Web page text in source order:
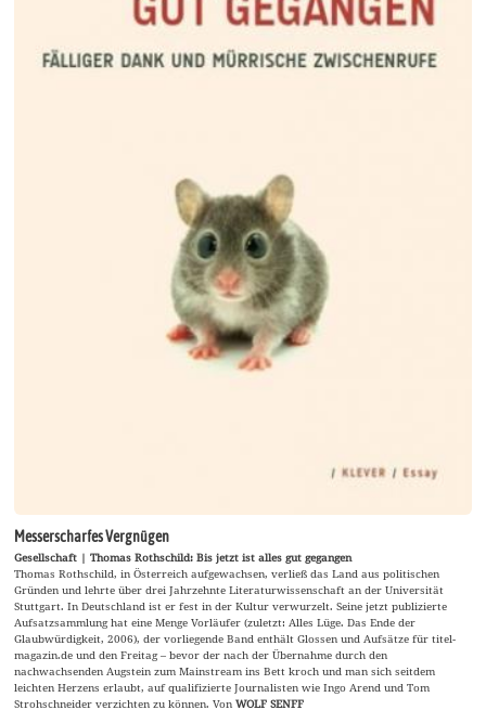
Messerscharfes Vergnügen
Gesellschaft | Thomas Rothschild: Bis jetzt ist alles gut gegangen
Thomas Rothschild, in Österreich aufgewachsen, verließ das Land aus politischen
Gründen und lehrte über drei Jahrzehnte Literaturwissenschaft an der Universität
Stuttgart. In Deutschland ist er fest in der Kultur verwurzelt. Seine jetzt publizierte
Aufsatzsammlung hat eine Menge Vorläufer (zuletzt: Alles Lüge. Das Ende der
Glaubwürdigkeit, 2006), der vorliegende Band enthält Glossen und Aufsätze für titel-
magazin.de und den Freitag – bevor der nach der Übernahme durch den
nachwachsenden Augstein zum Mainstream ins Bett kroch und man sich seitdem
leichten Herzens erlaubt, auf qualifizierte Journalisten wie Ingo Arend und Tom
Strohschneider verzichten zu können. VonWOLF SENFF